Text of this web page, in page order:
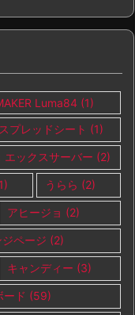
Luma84(1)
プレッドシート (1)
エックスサーバー (2)
うらら (2)
アヒージョ (2)
ページ (2)
キャンディー (3)
ード (59)